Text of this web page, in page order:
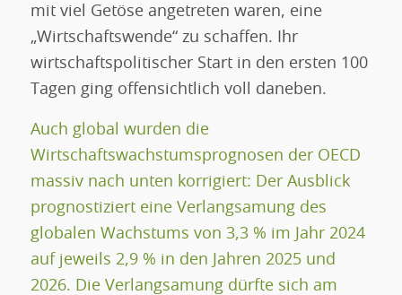
mit viel Getöse angetreten waren, eine
„Wirtschaftswende“ zu schaffen. Ihr
wirtschaftspolitischer Start in den ersten 100
Tagen ging offensichtlich voll daneben.
Auch global wurden die
Wirtschaftswachstumsprognosen der OECD
massiv nach unten korrigiert: Der Ausblick
prognostiziert eine Verlangsamung des
globalen Wachstums von 3,3 % im Jahr 2024
auf jeweils 2,9 % in den Jahren 2025 und
2026. Die Verlangsamung dürfte sich am